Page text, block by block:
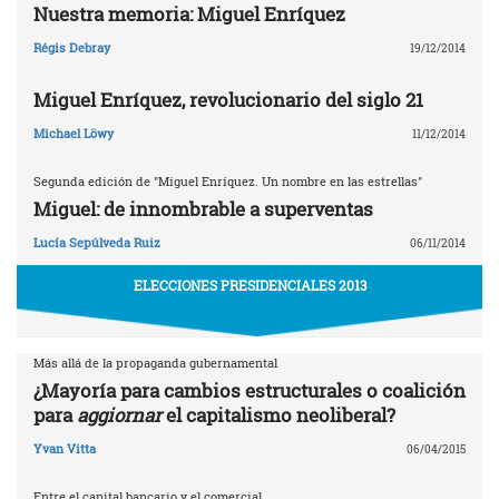
Nuestra memoria: Miguel Enríquez
Régis Debray 19/12/2014
Miguel Enríquez, revolucionario del siglo 21
Michael Löwy 11/12/2014
Segunda edición de "Miguel Enríquez. Un nombre en las estrellas"
Miguel: de innombrable a superventas
Lucía Sepúlveda Ruiz 06/11/2014
ELECCIONES PRESIDENCIALES 2013
Más allá de la propaganda gubernamental
¿Mayoría para cambios estructurales o coalición
paraaggiornarel capitalismo neoliberal?
Yvan Vitta 06/04/2015